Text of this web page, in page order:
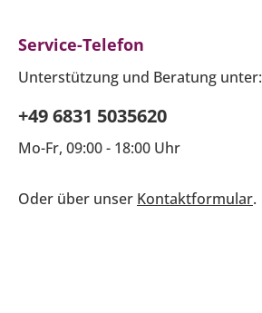
Service-Telefon
Unterstützung und Beratung unter:
+49 6831 5035620
Mo-Fr, 09:00 - 18:00 Uhr
Oder über unser Kontaktformular.